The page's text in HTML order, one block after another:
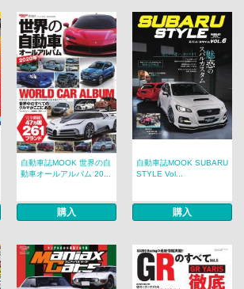
自動車誌MOOK 世界の自
動車オールアルバム 20...
購入
自動車誌MOOK SUBARU
STYLE Vol...
購入